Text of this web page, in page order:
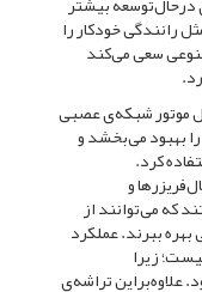
رانندگی خودکار را
سعی می‌کند
موتور شبکه‌ی عصبی
بهبود می‌بخشد و
کرد.
و
که می‌توانند از
ببرند. عملکرد
زیرا
علاوه‌براین تراشه‌ی